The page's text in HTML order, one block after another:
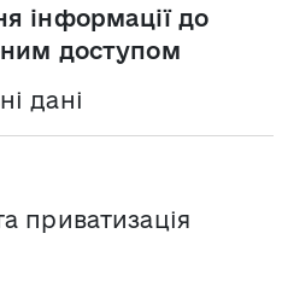
інформації до
доступом
дані
приватизація